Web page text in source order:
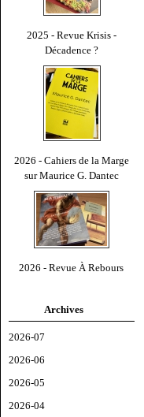
2025 - Revue Krisis -
Décadence ?
2026 - Cahiers de la Marge
sur Maurice G. Dantec
2026 - Revue À Rebours
Archives
2026-07
2026-06
2026-05
2026-04